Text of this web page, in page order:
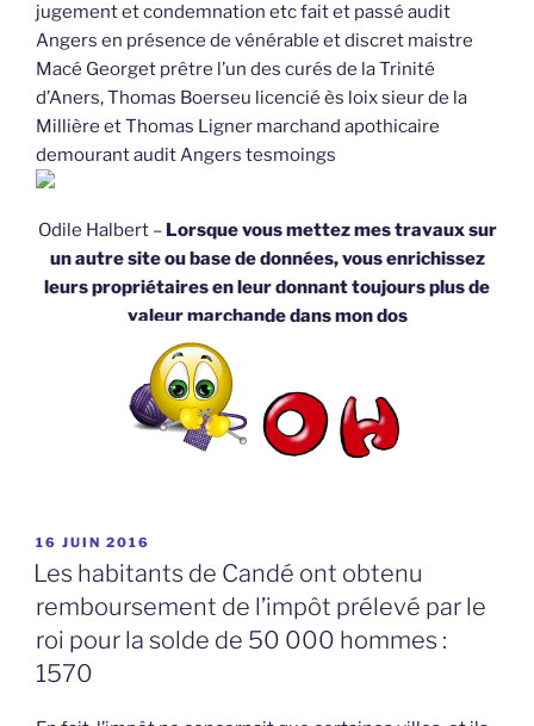
jugement et condemnation etc fait et passé audit
Angers en présence de vénérable et discret maistre
Macé Georget prêtre l’un des curés de la Trinité
d’Aners, Thomas Boerseu licencié ès loix sieur de la
Millière et Thomas Ligner marchand apothicaire
demourant audit Angers tesmoings
Odile Halbert – Lorsque vous mettez mes travaux sur
un autre site ou base de données, vous enrichissez
leurs propriétaires en leur donnant toujours plus de
valeur marchande dans mon dos
PUBLIÉ
LE
16 JUIN 2016
Les habitants de Candé ont obtenu
remboursement de l’impôt prélevé par le
roi pour la solde de 50 000 hommes :
1570